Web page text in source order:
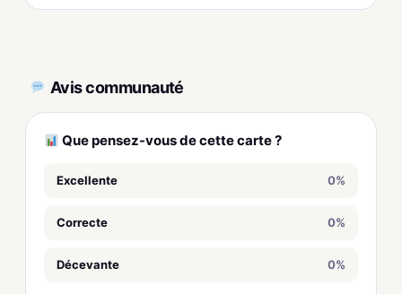
Avis communauté
Que pensez-vous de cette carte ?
Excellente 0%
Correcte 0%
Décevante 0%